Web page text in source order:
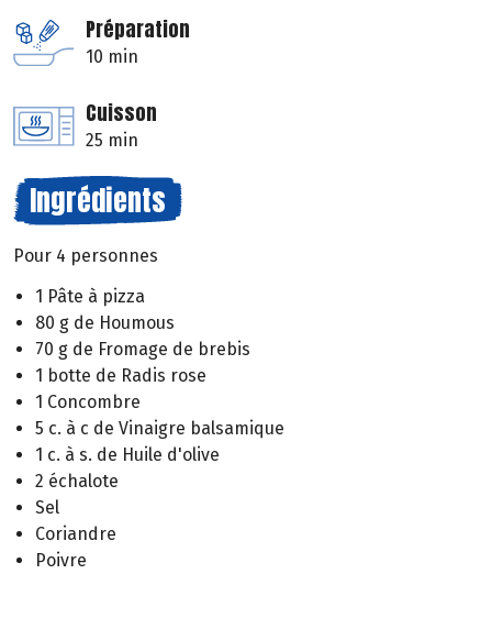
Préparation
10 min
Cuisson
25 min
Ingrédients
Pour 4 personnes
1 Pâte à pizza
80 g de Houmous
70 g de Fromage de brebis
1 botte de Radis rose
1 Concombre
5 c. à c de Vinaigre balsamique
1 c. à s. de Huile d'olive
2 échalote
Sel
Coriandre
Poivre